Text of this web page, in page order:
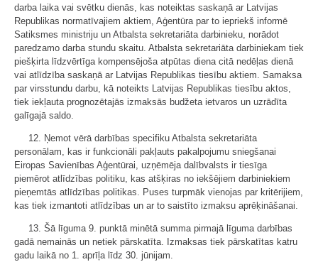
darba laika vai svētku dienās, kas noteiktas saskaņā ar Latvijas
Republikas normatīvajiem aktiem, Aģentūra par to iepriekš informē
Satiksmes ministriju un Atbalsta sekretariāta darbinieku, norādot
paredzamo darba stundu skaitu. Atbalsta sekretariāta darbiniekam tiek
piešķirta līdzvērtīga kompensējoša atpūtas diena citā nedēļas dienā
vai atlīdzība saskaņā ar Latvijas Republikas tiesību aktiem. Samaksa
par virsstundu darbu, kā noteikts Latvijas Republikas tiesību aktos,
tiek iekļauta prognozētajās izmaksās budžeta ietvaros un uzrādīta
galīgajā saldo.
12. Ņemot vērā darbības specifiku Atbalsta sekretariāta
personālam, kas ir funkcionāli pakļauts pakalpojumu sniegšanai
Eiropas Savienības Aģentūrai, uzņēmēja dalībvalsts ir tiesīga
piemērot atlīdzības politiku, kas atšķiras no iekšējiem darbiniekiem
pieņemtās atlīdzības politikas. Puses turpmāk vienojas par kritērijiem,
kas tiek izmantoti atlīdzības un ar to saistīto izmaksu aprēķināšanai.
13. Šā līguma 9. punktā minētā summa pirmajā līguma darbības
gadā nemainās un netiek pārskatīta. Izmaksas tiek pārskatītas katru
gadu laikā no 1. aprīļa līdz 30. jūnijam.